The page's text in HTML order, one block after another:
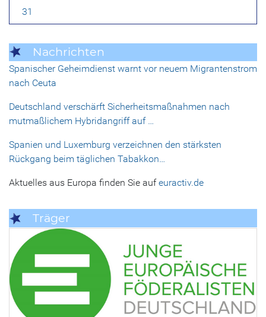
31
Nachrichten
Spanischer Geheimdienst warnt vor neuem Migrantenstrom
nach Ceuta
Deutschland verschärft Sicherheitsmaßnahmen nach
mutmaßlichem Hybridangriff auf …
Spanien und Luxemburg verzeichnen den stärksten
Rückgang beim täglichen Tabakkon…
Aktuelles aus Europa finden Sie aufeuractiv.de
Träger